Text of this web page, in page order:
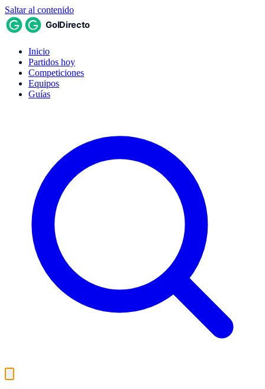
Saltar al contenido
Inicio
Partidos hoy
Competiciones
Equipos
Guías